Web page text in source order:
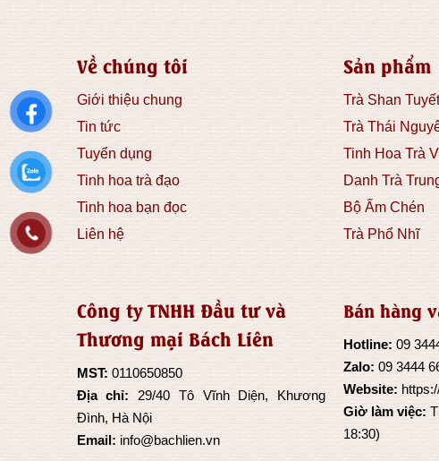
Về chúng tôi
Giới thiệu chung
Tin tức
Tuyển dụng
Tinh hoa trà đạo
Tinh hoa bạn đọc
Liên hệ
Sản phẩm
Trà Shan Tuyết
Trà Thái
Tinh Hoa Trà
Danh Trà
Bộ Ấm Chén
Trà Phổ Nhĩ
Công ty TNHH Đầu tư và
Thương mại Bách Liên
MST: 0110650850
Địa chỉ:
29/40 Tô Vĩnh Diện, Khương
Đình, Hà Nội
Email: info@bachlien.vn
Bán hàng
Hotline: 09
Zalo: 09 3444
Website:
Giờ làm việc:
18:30)